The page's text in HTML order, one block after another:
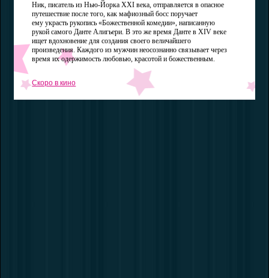
Ник, писатель из Нью-Йорка XXI века, отправляется в опасное
путешествие после того, как мафиозный босс поручает
ему украсть рукопись «Божественной комедии», написанную
рукой самого Данте Алигьери. В это же время Данте в XIV веке
ищет вдохновение для создания своего величайшего
произведения. Каждого из мужчин неосознанно связывает через
время их одержимость любовью, красотой и божественным.
Скоро в кино